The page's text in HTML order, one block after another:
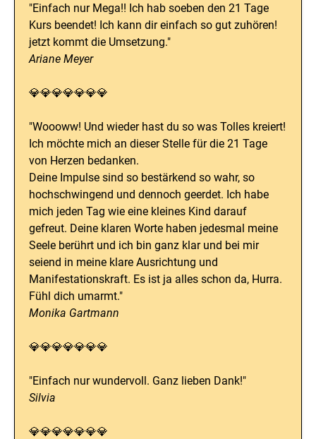
"Einfach nur Mega!! Ich hab soeben den 21 Tage
Kurs beendet! Ich kann dir einfach so gut zuhören!
jetzt kommt die Umsetzung."
Ariane Meyer
💎💎💎💎💎💎💎
"Woooww! Und wieder hast du so was Tolles kreiert!
Ich möchte mich an dieser Stelle für die 21 Tage
von Herzen bedanken.
Deine Impulse sind so bestärkend so wahr, so
hochschwingend und dennoch geerdet. Ich habe
mich jeden Tag wie eine kleines Kind darauf
gefreut. Deine klaren Worte haben jedesmal meine
Seele berührt und ich bin ganz klar und bei mir
seiend in meine klare Ausrichtung und
Manifestationskraft. Es ist ja alles schon da, Hurra.
Fühl dich umarmt."
Monika Gartmann
💎💎💎💎💎💎💎
"Einfach nur wundervoll. Ganz lieben Dank!"
Silvia
💎💎💎💎💎💎💎